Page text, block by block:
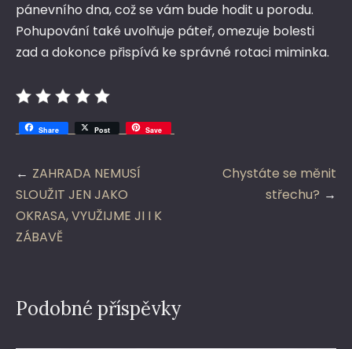
pánevního dna, což se vám bude hodit u porodu.
Pohupování také uvolňuje páteř, omezuje bolesti
zad a dokonce přispívá ke správné rotaci miminka.
Share Post Save
Navigace
pro
příspěvek
ZAHRADA NEMUSÍ
SLOUŽIT JEN JAKO
OKRASA, VYUŽIJME JI I K
ZÁBAVĚ
Chystáte se měnit
střechu?
Podobné příspěvky